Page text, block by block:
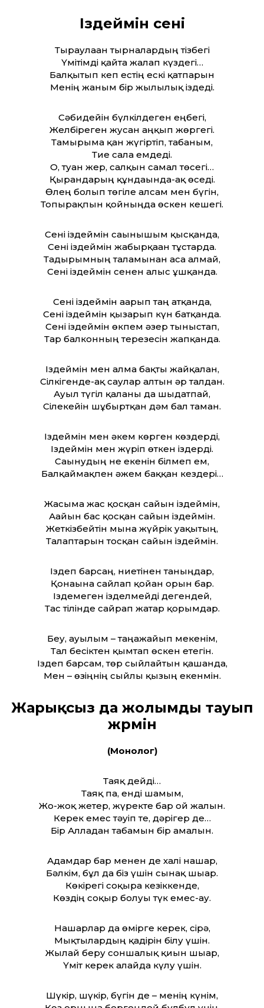
Іздеймін сені
Тыраулаған тырналардың тізбегі
Үмітімді қайта жалғап күздегі…
Балқытып кеп естің ескі қатпарын
Менің жаным бір жылылық іздеді.
Сәбиде­йін бүлкілдеген еңбегі,
Желбіреген жусан аңқып жөргегі.
Тамырыма қан жүгіртіп, табаным,
Тие сала емдеді.
О, туған жер, салқын самал төсегі…
Қырандарың құндағында-ақ өседі.
Өлең болып төгіле алсам мен бүгін,
Топырақпын қойныңда өскен кешегі.
Сені іздеймін сағынышым қысқанда,
Сені іздеймін жабырқаған тұстарда.
Тағдырымның талғамынан аса алмай,
Сені іздеймін сенен алыс ұшқанда.
Сені іздеймін ағарып таң атқанда,
Сені іздеймін қызарып күн батқанда.
Сені іздеймін өкпем әзер тыныстап,
Тар балконның терезесін жапқанда.
Іздеймін мен алма бақты жайқалған,
Сілкігенде-ақ саулар алтын әр талдан.
Ауыл түгіл қаланы да шыдатпай,
Сілеке­йін шұбыртқан дәм бал тамған.
Іздеймін мен әкем көрген көздерді,
Іздеймін мен жүріп өткен іздерді.
Сағынудың не екенін білмеп ем,
Балқаймақпен әжем баққан кез­дері…
Жасыма жас қосқан сайын іздеймін,
Ағайын бас қосқан сайын іздеймін.
Жеткізбейтін мына жүйрік уақытың,
Талаптарын тосқан сайын іздеймін.
Іздеп барсаң, ниетінен таныңдар,
Қонағына сайлап қойған орын бар.
Іздемеген ізделмейді дегендей,
Тас тілінде сайрап жатар қорымдар.
Беу, ауылым – таңғажайып мекенім,
Тал бесіктен қымтап өскен етегін.
Іздеп барсам, төр сыйлайтын қашанда,
Мен – өзіңнің сыйлы қызың екенмін.
Жарықсыз да жолымды тауып
жүрмін
(Монолог)
Таяқ дейді…
Таяқ па, енді шамым,
Жо-жоқ жетер, жүректе бар ғой жалын.
Керек емес тәуіп те, дәрігер де…
Бір Алладан табамын бір амалын.
Адамдар бар менен де халі нашар,
Бәлкім, бұл да біз үшін сынақ шығар.
Көкірегі соқырға кезіккенде,
Көздің соқыр болуы түк емес-ау.
Нашарлар да өмірге керек, сірә,
Мықтылардың қадірін білу үшін.
Жылай беру соншалық қиын шығар,
Үміт керек алайда күлу үшін.
Шүкір, шүкір, бүгін де – менің күнім,